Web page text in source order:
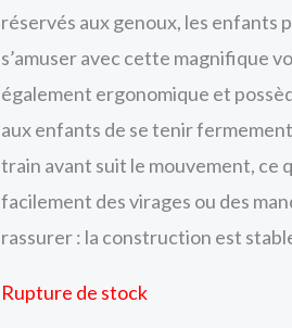
réservés aux genoux, les enfants
s’amuser avec cette magnifique
également ergonomique et
aux enfants de se tenir
train avant suit le mouvement, ce
facilement des virages ou des
rassurer : la construction est
Rupture de stock